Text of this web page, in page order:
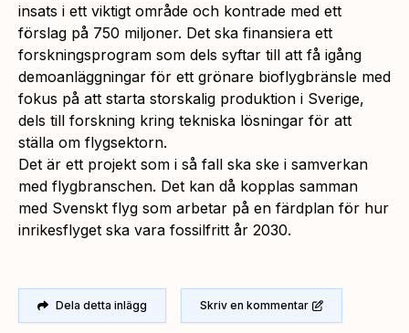
insats i ett viktigt område och kontrade med ett
förslag på 750 miljoner. Det ska finansiera ett
forskningsprogram som dels syftar till att få igång
demoanläggningar för ett grönare bioflygbränsle med
fokus på att starta storskalig produktion i Sverige,
dels till forskning kring tekniska lösningar för att
ställa om flygsektorn.
Det är ett projekt som i så fall ska ske i samverkan
med flygbranschen. Det kan då kopplas samman
med Svenskt flyg som arbetar på en färdplan för hur
inrikesflyget ska vara fossilfritt år 2030.
Dela detta inlägg Skriv en kommentar